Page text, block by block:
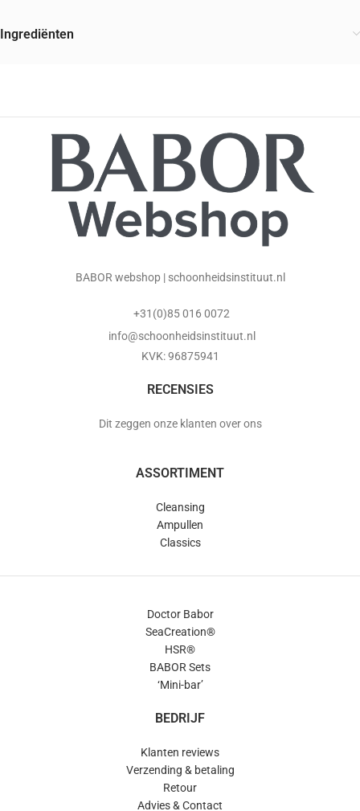
Ingrediënten
BABOR webshop | schoonheidsinstituut.nl
+31(0)85 016 0072
info@schoonheidsinstituut.nl
KVK: 96875941
RECENSIES
Dit zeggen onze klanten over ons
ASSORTIMENT
Cleansing
Ampullen
Classics
Doctor Babor
SeaCreation®
HSR®
BABOR Sets
‘Mini-bar’
BEDRIJF
Klanten reviews
Verzending & betaling
Retour
Advies & Contact